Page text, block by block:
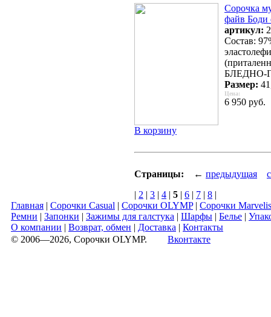
Сорочка
файв Боди
артикул:
Состав:
БЛЕДНО-
Размер:
Цена:
6 950 руб.
В корзину
Страницы: ← предыдущая
| 2 | 3 | 4 | 5 | 6 | 7 | 8 |
Главная | Сорочки Casual | Сорочки OLYMP| Сорочки Marvelis
Ремни | Запонки | Зажимы для галстука | Шарфы | Белье |
О компании | Возврат, обмен | Доставка | Контакты
© 2006—2026, Сорочки OLYMP.
Вконтакте